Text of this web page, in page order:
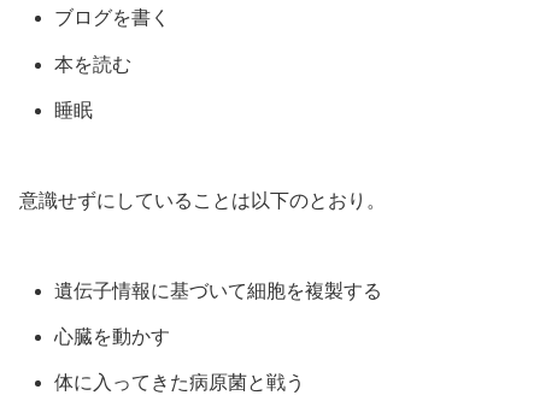
ブログを書く
本を読む
睡眠
意識せずにしていることは以下のとおり。
遺伝子情報に基づいて細胞を複製する
心臓を動かす
体に入ってきた病原菌と戦う